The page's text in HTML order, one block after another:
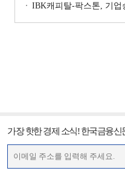
IBK캐피탈-팍스톤, 기업승계 전문펀드
가장 핫한 경제 소식! 한국금융신